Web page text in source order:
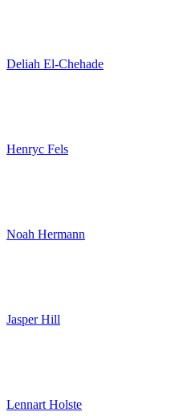
Deliah El-Chehade
Henryc Fels
Noah Hermann
Jasper Hill
Lennart Holste